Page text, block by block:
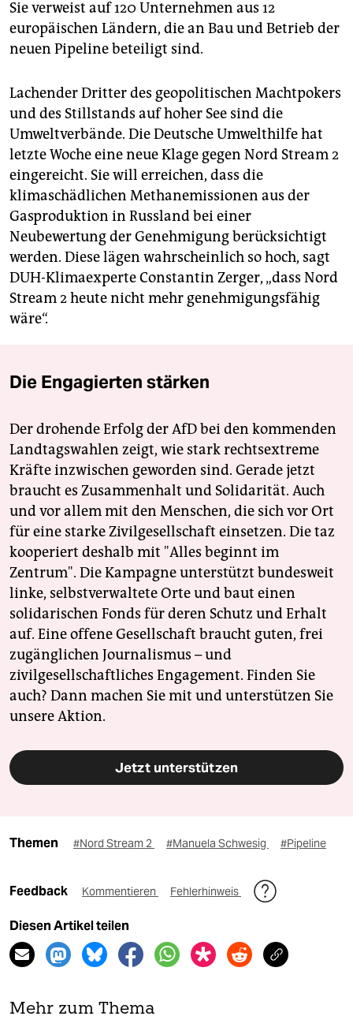
Sie verweist auf 120 Unternehmen aus 12
europäischen Ländern, die an Bau und Betrieb der
neuen Pipeline beteiligt sind.
Lachender Dritter des geopolitischen Machtpokers
und des Stillstands auf hoher See sind die
Umweltverbände. Die Deutsche Umwelthilfe hat
letzte Woche eine neue Klage gegen Nord Stream 2
eingereicht. Sie will erreichen, dass die
klimaschädlichen Methanemissionen aus der
Gasproduktion in Russland bei einer
Neubewertung der Genehmigung berücksichtigt
werden. Diese lägen wahrscheinlich so hoch, sagt
DUH-Klimaexperte Constantin Zerger, „dass Nord
Stream 2 heute nicht mehr genehmigungsfähig
wäre“.
Die Engagierten stärken
Der drohende Erfolg der AfD bei den kommenden
Landtagswahlen zeigt, wie stark rechtsextreme
Kräfte inzwischen geworden sind. Gerade jetzt
braucht es Zusammenhalt und Solidarität. Auch
und vor allem mit den Menschen, die sich vor Ort
für eine starke Zivilgesellschaft einsetzen. Die taz
kooperiert deshalb mit "Alles beginnt im
Zentrum". Die Kampagne unterstützt bundesweit
linke, selbstverwaltete Orte und baut einen
solidarischen Fonds für deren Schutz und Erhalt
auf. Eine offene Gesellschaft braucht guten, frei
zugänglichen Journalismus – und
zivilgesellschaftliches Engagement. Finden Sie
auch? Dann machen Sie mit und unterstützen Sie
unsere Aktion.
Jetzt unterstützen
Themen #Nord Stream 2 #Manuela Schwesig #Pipeline
Feedback Kommentieren Fehlerhinweis
Diesen Artikel teilen
Mehr zum Thema